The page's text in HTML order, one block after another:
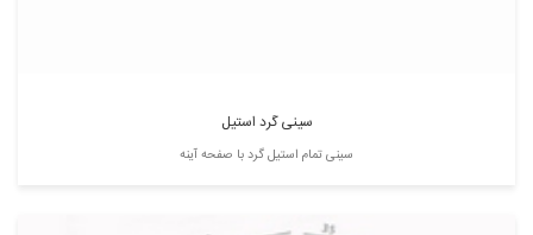
سینی گرد استیل
سینی تمام استیل گرد با صفحه آینه